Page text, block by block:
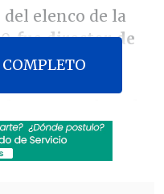
elenco de la
fue director de
2019y cuya
a cabo en